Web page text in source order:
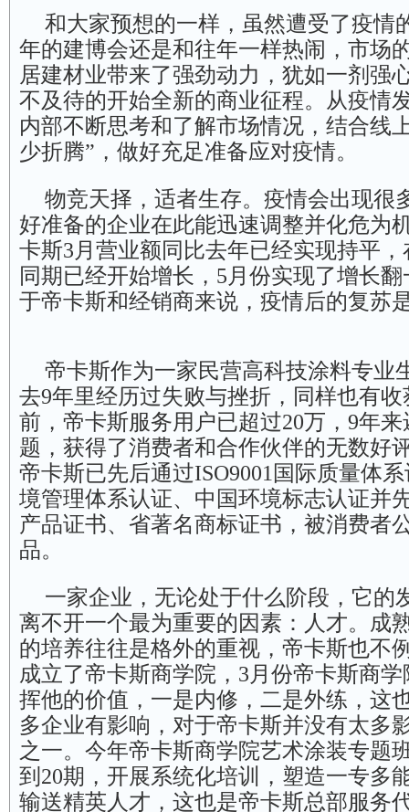
和大家预想的一样，虽然遭受了疫情
年的建博会还是和往年一样热闹，市场
居建材业带来了强劲动力，犹如一剂强
不及待的开始全新的商业征程。从疫情
内部不断思考和了解市场情况，结合线
少折腾”，做好充足准备应对疫情。
物竞天择，适者生存。疫情会出现很
好准备的企业在此能迅速调整并化危为
卡斯3月营业额同比去年已经实现持平
同期已经开始增长，5月份实现了增长
于帝卡斯和经销商来说，疫情后的复苏
帝卡斯作为一家民营高科技涂料专业
去9年里经历过失败与挫折，同样也有
前，帝卡斯服务用户已超过20万，9年
题，获得了消费者和合作伙伴的无数好
帝卡斯已先后通过ISO9001国际质量体系
境管理体系认证、中国环境标志认证并
产品证书、省著名商标证书，被消费者
品。
一家企业，无论处于什么阶段，它的
离不开一个最为重要的因素：人才。成
的培养往往是格外的重视，帝卡斯也不
成立了帝卡斯商学院，3月份帝卡斯商
挥他的价值，一是内修，二是外练，这
多企业有影响，对于帝卡斯并没有太多
之一。今年帝卡斯商学院艺术涂装专题
到20期，开展系统化培训，塑造一专多
输送精英人才，这也是帝卡斯总部服务